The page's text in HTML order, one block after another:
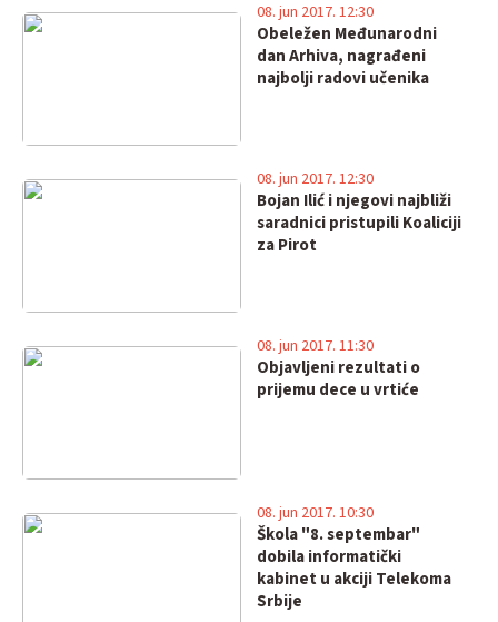
Obeležen Međunarodni
dan Arhiva, nagrađeni
najbolji radovi učenika
08. jun 2017. 12:30
Bojan Ilić i njegovi najbliži
saradnici pristupili Koaliciji
za Pirot
08. jun 2017. 12:30
Objavljeni rezultati o
prijemu dece u vrtiće
08. jun 2017. 11:30
Škola "8. septembar"
dobila informatički
kabinet u akciji Telekoma
Srbije
08. jun 2017. 10:30